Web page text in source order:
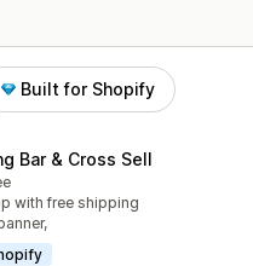
Built for Shopify
Bar & Cross Sell
with free shipping